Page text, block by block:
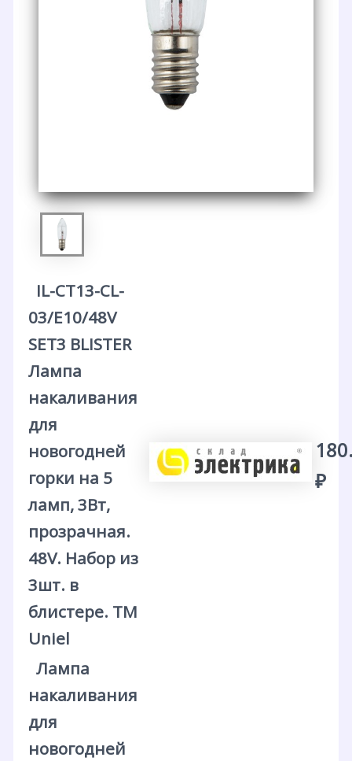
IL-CT13-CL-
03/E10/48V
SET3 BLISTER
Лампа
накаливания
для
новогодней
горки на 5
ламп, 3Вт,
прозрачная.
48V. Набор из
3шт. в
блистере. ТМ
Uniel
₽
Лампа
накаливания
для
новогодней